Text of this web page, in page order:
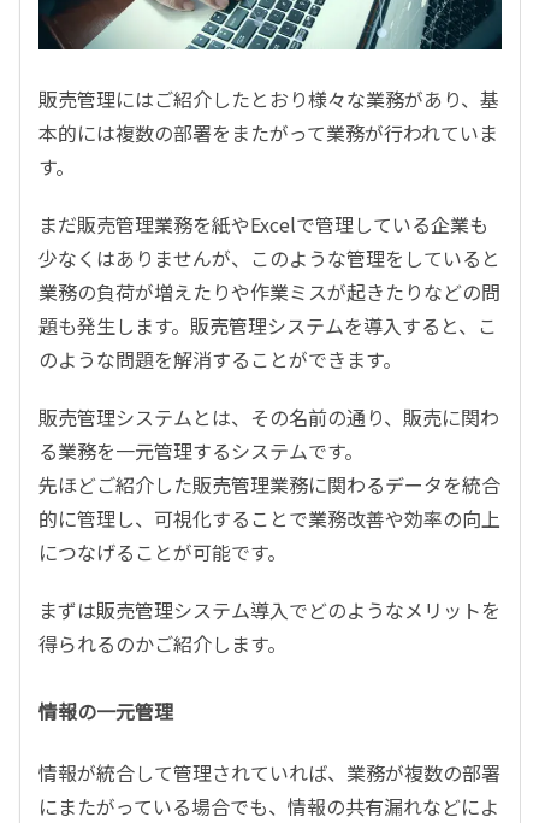
販売管理にはご紹介したとおり様々な業務があり、基
本的には複数の部署をまたがって業務が行われていま
す。
まだ販売管理業務を紙やExcelで管理している企業も
少なくはありませんが、このような管理をしていると
業務の負荷が増えたりや作業ミスが起きたりなどの問
題も発生します。販売管理システムを導入すると、こ
のような問題を解消することができます。
販売管理システムとは、その名前の通り、販売に関わ
る業務を一元管理するシステムです。
先ほどご紹介した販売管理業務に関わるデータを統合
的に管理し、可視化することで業務改善や効率の向上
につなげることが可能です。
まずは販売管理システム導入でどのようなメリットを
得られるのかご紹介します。
情報の一元管理
情報が統合して管理されていれば、業務が複数の部署
にまたがっている場合でも、情報の共有漏れなどによ